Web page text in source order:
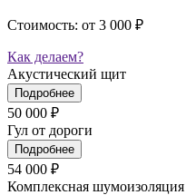
Стоимость: от 3 000 ₽
Как делаем?
Акустический щит
Подробнее
50 000 ₽
Гул от дороги
Подробнее
54 000 ₽
Комплексная